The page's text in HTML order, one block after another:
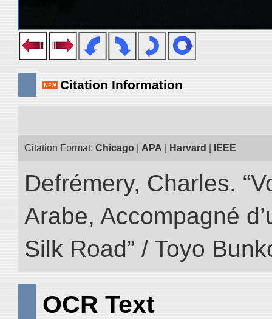
Citation Information
Citation Format: Chicago APA Harvard IEEE
Defrémery, Charles.
Arabe, Accompagné
Silk Road” / Toyo
OCR Text